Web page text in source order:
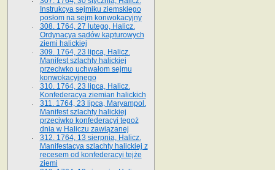
Instrukcya sejmiku ziemskiego
posłom na sejm konwokacyjny
308. 1764, 27 lutego, Halicz.
Ordynacya sądów kapturowych
ziemi halickiej
309. 1764, 23 lipca, Halicz.
Manifest szlachty halickiej
przeciwko uchwałom sejmu
konwokacyjnego
310. 1764, 23 lipca, Halicz.
Konfederacya ziemian halickich
311. 1764, 23 lipca, Maryampol.
Manifest szlachty halickiej
przeciwko konfederacyi tegoż
dnia w Haliczu zawiązanej
312. 1764, 13 sierpnia, Halicz.
Manifestacya szlachty halickiej z
recesem od konfederacyi tejże
ziemi